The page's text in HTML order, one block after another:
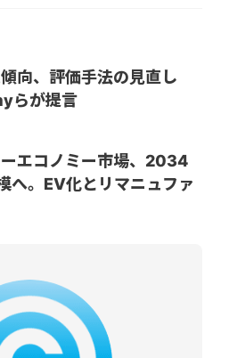
向、評価手法の見直し
らが提言
エコノミー市場、2034
へ。EV化とリマニュファ